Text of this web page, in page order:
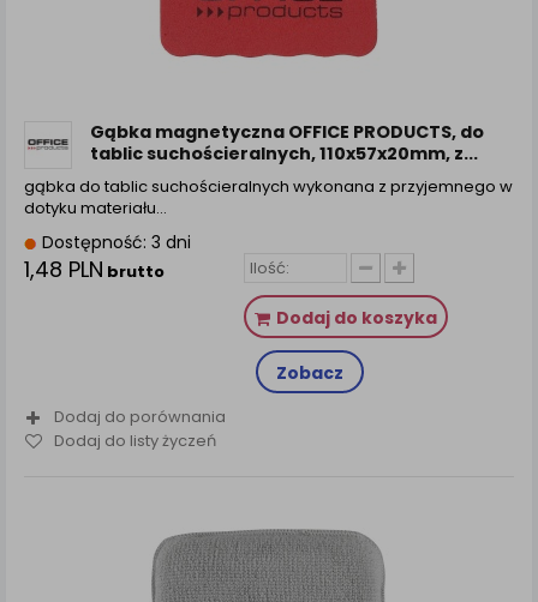
Gąbka magnetyczna OFFICE PRODUCTS, do
tablic suchościeralnych, 110x57x20mm, z...
gąbka do tablic suchościeralnych wykonana z przyjemnego w
dotyku materiału…
Dostępność: 3 dni
1,48 PLN brutto
Dodaj do koszyka
Zobacz
Dodaj do porównania
Dodaj do listy życzeń